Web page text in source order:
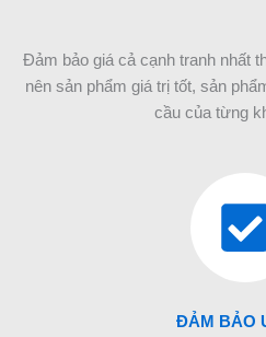
Đảm bảo giá cả cạnh tranh nhất
nên sản phẩm giá trị tốt, sản
cầu của từng
ĐẢM BẢO